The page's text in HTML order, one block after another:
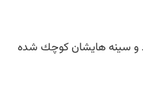
و سینه هايشان كوچك شده